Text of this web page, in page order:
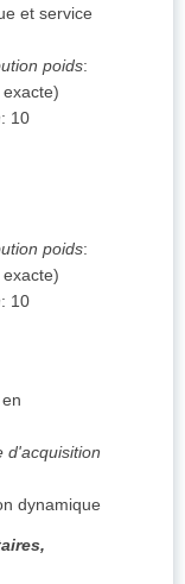
et service
poids:
: 10
poids:
: 10
d'acquisition
dynamique